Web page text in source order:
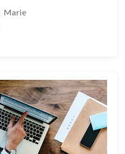
Marie